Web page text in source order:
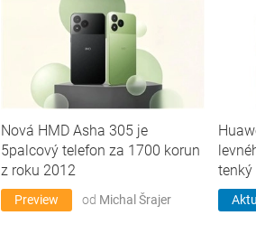
Nová HMD Asha 305 je
5palcový telefon za 1700 korun
z roku 2012
Preview od Michal Šrajer
tenký